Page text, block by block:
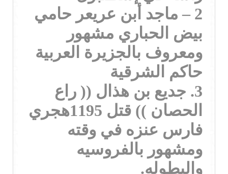
2 – ماجد أبن عريعر حامي
بيض الحباري مشهور
ومعروف بالجزيرة العربية
حاكم الشرقية
3. جديع بن هذال (( راع
الحصان )) قتل 1195هجري
فارس عنزه في وقته
ومشهور بالفروسيه
والبطوله.